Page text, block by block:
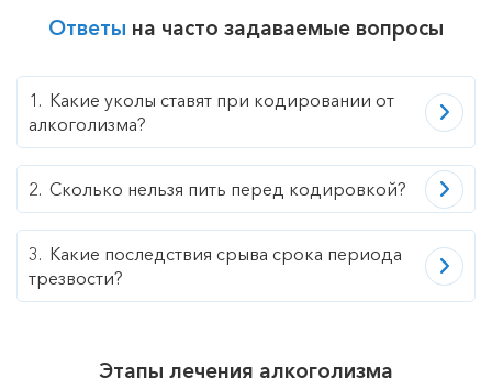
Ответы на часто задаваемые вопросы
Какие уколы ставят при кодировании от
алкоголизма?
Сколько нельзя пить перед кодировкой?
Какие последствия срыва срока периода
трезвости?
Этапы лечения алкоголизма